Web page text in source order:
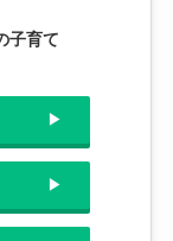
子育て